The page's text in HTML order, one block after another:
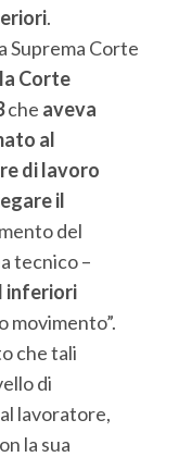
.
Suprema Corte
Corte
che aveva
al
di lavoro
il
del
tecnico –
inferiori
movimento”.
che tali
di
lavoratore,
la sua